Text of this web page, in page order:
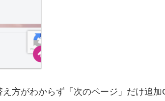
方がわからず「次のページ」だけ追加